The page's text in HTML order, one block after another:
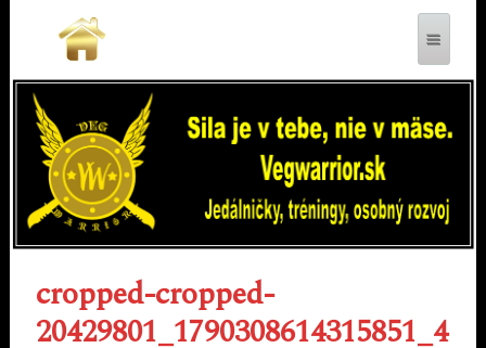
VEGWARRIOR.SK
cropped-cropped-
20429801_1790308614315851_4